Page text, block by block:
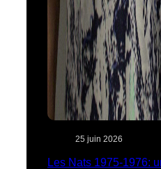
25 juin 2026
Les Nats 1975-1976: